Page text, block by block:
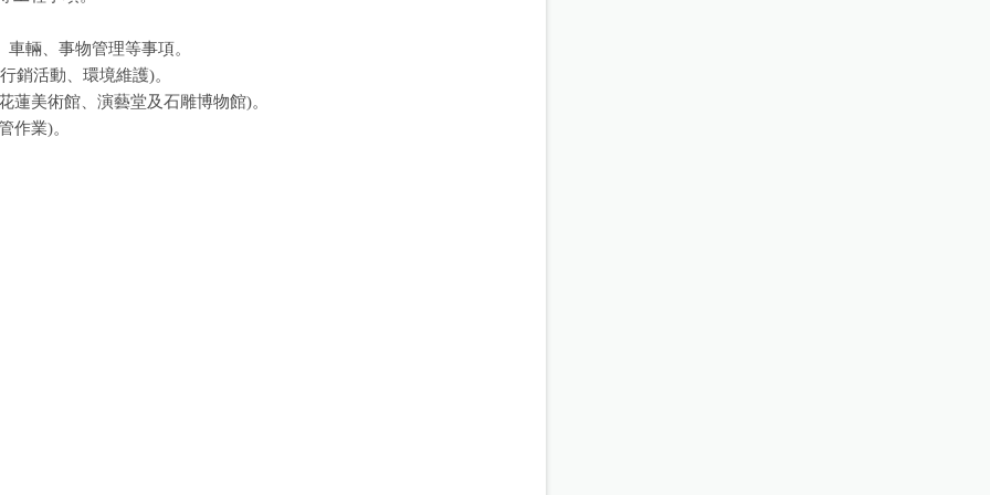
輛、事物管理等事項。
銷活動、環境維護)。
蓮美術館、演藝堂及石雕博物館)。
作業)。